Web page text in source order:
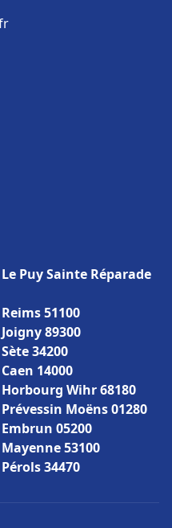
Puy Sainte Réparade
51100
89300
34200
14000
Wihr 68180
Moëns 01280
05200
53100
34470